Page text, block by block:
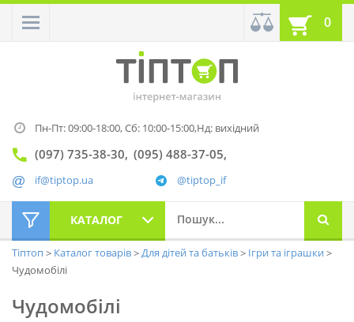
0
Пн-Пт: 09:00-18:00,Сб: 10:00-15:00,Нд: вихідний
(097) 735-38-30 (095) 488-37-05
@tiptop_if
if@tiptop.ua
КАТАЛОГ
Тіптоп Каталог товарів Для дітей та батьків
Ігри та іграшки
Чудомобілі
Чудомобілі